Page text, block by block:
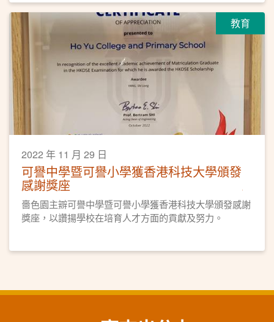
教育
2022 年 11 月 29 日
可譽中學暨可譽小學獲香港科技大學頒發
感謝獎座
嗇色園主辧可譽中學暨可譽小學獲香港科技大學頒發感謝
獎座，以讚揚學校在培育人才方面的貢獻及努力。